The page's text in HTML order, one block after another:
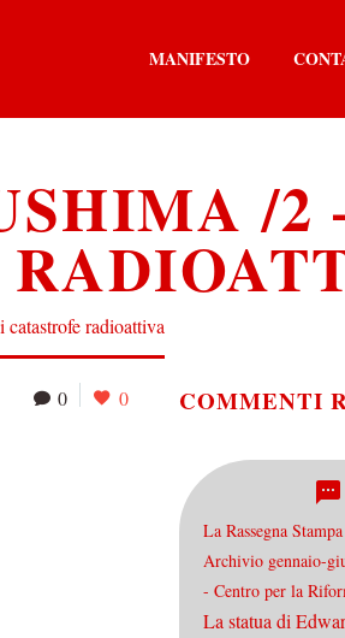
MANIFESTO
/2
radioattiva
0 0 COMMENTI
La Rassegna
Archivio gennaio-
- Centro per la
La statua di